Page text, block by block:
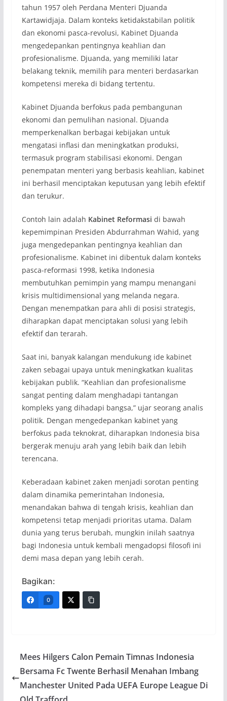
tahun 1957 oleh Perdana Menteri Djuanda
Kartawidjaja. Dalam konteks ketidakstabilan politik
dan ekonomi pasca-revolusi, Kabinet Djuanda
mengedepankan pentingnya keahlian dan
profesionalisme. Djuanda, yang memiliki latar
belakang teknik, memilih para menteri berdasarkan
kompetensi mereka di bidang tertentu.
Kabinet Djuanda berfokus pada pembangunan
ekonomi dan pemulihan nasional. Djuanda
memperkenalkan berbagai kebijakan untuk
mengatasi inflasi dan meningkatkan produksi,
termasuk program stabilisasi ekonomi. Dengan
penempatan menteri yang berbasis keahlian, kabinet
ini berhasil menciptakan keputusan yang lebih efektif
dan terukur.
Contoh lain adalah Kabinet Reformasi di bawah
kepemimpinan Presiden Abdurrahman Wahid, yang
juga mengedepankan pentingnya keahlian dan
profesionalisme. Kabinet ini dibentuk dalam konteks
pasca-reformasi 1998, ketika Indonesia
membutuhkan pemimpin yang mampu menangani
krisis multidimensional yang melanda negara.
Dengan menempatkan para ahli di posisi strategis,
diharapkan dapat menciptakan solusi yang lebih
efektif dan terarah.
Saat ini, banyak kalangan mendukung ide kabinet
zaken sebagai upaya untuk meningkatkan kualitas
kebijakan publik. “Keahlian dan profesionalisme
sangat penting dalam menghadapi tantangan
kompleks yang dihadapi bangsa,” ujar seorang analis
politik. Dengan mengedepankan kabinet yang
berfokus pada teknokrat, diharapkan Indonesia bisa
bergerak menuju arah yang lebih baik dan lebih
terencana.
Keberadaan kabinet zaken menjadi sorotan penting
dalam dinamika pemerintahan Indonesia,
menandakan bahwa di tengah krisis, keahlian dan
kompetensi tetap menjadi prioritas utama. Dalam
dunia yang terus berubah, mungkin inilah saatnya
bagi Indonesia untuk kembali mengadopsi filosofi ini
demi masa depan yang lebih cerah.
Bagikan:
0
Mees Hilgers Calon Pemain Timnas Indonesia
Bersama Fc Twente Berhasil Menahan Imbang
Manchester United Pada UEFA Europe League Di